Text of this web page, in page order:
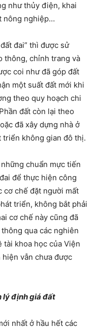
như thủy điện, khai
nông nghiệp…
đai” thì được sử
thông, chỉnh trang và
coi như đã góp đất
một suất đất mới khi
theo quy hoạch chi
đất còn lại theo
đã xây dựng nhà ở
triển không gian đô thị.
chuẩn mực tiến
để thực hiện công
cơ chế đặt người mất
triển, không bắt phải
cơ chế này cũng đã
qua các nghiên
tài khoa học của Viện
vẫn chưa được
lý định giá đất
nhất ở hầu hết các